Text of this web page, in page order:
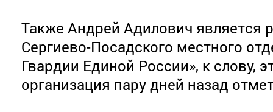
Также Андрей Адилович является
Сергиево-Посадского местного
Гвардии Единой России», к слову,
организация пару дней назад